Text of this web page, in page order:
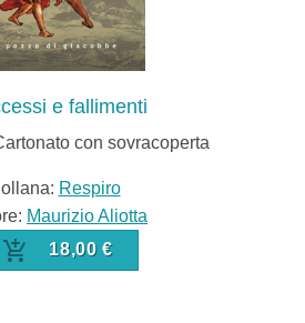
e fallimenti
con sovracoperta
Respiro
Maurizio Aliotta
18,00 €